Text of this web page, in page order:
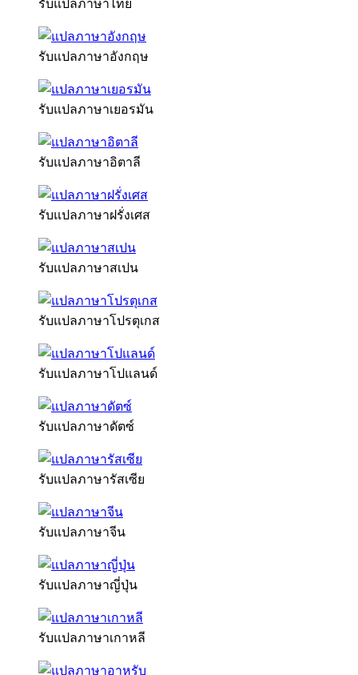
รับแปลภาษาไทย
รับแปลภาษาอังกฤษ
รับแปลภาษาเยอรมัน
รับแปลภาษาอิตาลี
รับแปลภาษาฝรั่งเศส
รับแปลภาษาสเปน
รับแปลภาษาโปรตุเกส
รับแปลภาษาโปแลนด์
รับแปลภาษาดัตซ์
รับแปลภาษารัสเซีย
รับแปลภาษาจีน
รับแปลภาษาญี่ปุ่น
รับแปลภาษาเกาหลี